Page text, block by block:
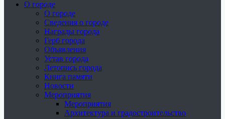
О городе
О городе
Сведения о городе
Награды города
Герб города
Объявления
Устав города
Летопись города
Книга памяти
Новости
Мероприятия
Мероприятия
Архитектура и градостроительство